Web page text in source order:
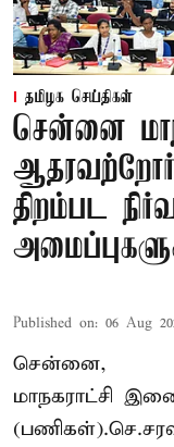
தமிழக செய்திகள்
சென்னை
திறம்பட
Published on: 06 Aug
சென்னை,
மாநகராட்சி